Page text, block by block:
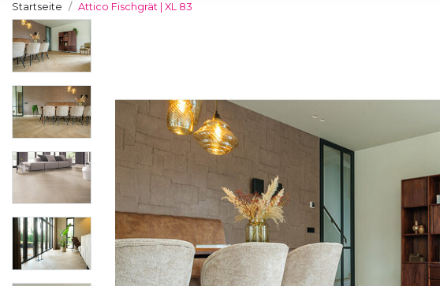
Startseite Attico Fischgrät | XL 83